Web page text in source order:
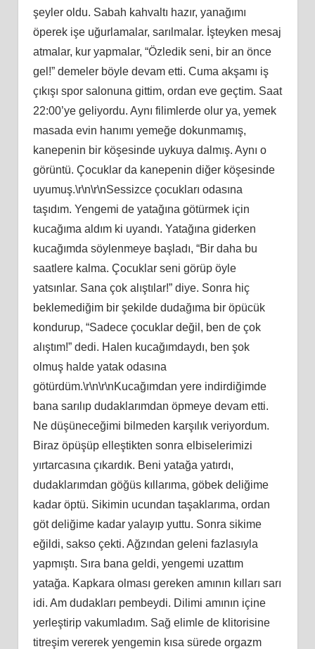
şeyler oldu. Sabah kahvaltı hazır, yanağımı
öperek işe uğurlamalar, sarılmalar. İşteyken mesaj
atmalar, kur yapmalar, “Özledik seni, bir an önce
gel!” demeler böyle devam etti. Cuma akşamı iş
çıkışı spor salonuna gittim, ordan eve geçtim. Saat
22:00’ye geliyordu. Aynı filimlerde olur ya, yemek
masada evin hanımı yemeğe dokunmamış,
kanepenin bir köşesinde uykuya dalmış. Aynı o
görüntü. Çocuklar da kanepenin diğer köşesinde
uyumuş.\r\n\r\nSessizce çocukları odasına
taşıdım. Yengemi de yatağına götürmek için
kucağıma aldım ki uyandı. Yatağına giderken
kucağımda söylenmeye başladı, “Bir daha bu
saatlere kalma. Çocuklar seni görüp öyle
yatsınlar. Sana çok alıştılar!” diye. Sonra hiç
beklemediğim bir şekilde dudağıma bir öpücük
kondurup, “Sadece çocuklar değil, ben de çok
alıştım!” dedi. Halen kucağımdaydı, ben şok
olmuş halde yatak odasına
götürdüm.\r\n\r\nKucağımdan yere indirdiğimde
bana sarılıp dudaklarımdan öpmeye devam etti.
Ne düşüneceğimi bilmeden karşılık veriyordum.
Biraz öpüşüp elleştikten sonra elbiselerimizi
yırtarcasına çıkardık. Beni yatağa yatırdı,
dudaklarımdan göğüs kıllarıma, göbek deliğime
kadar öptü. Sikimin ucundan taşaklarıma, ordan
göt deliğime kadar yalayıp yuttu. Sonra sikime
eğildi, sakso çekti. Ağzından geleni fazlasıyla
yapmıştı. Sıra bana geldi, yengemi uzattım
yatağa. Kapkara olması gereken amının kılları sarı
idi. Am dudakları pembeydi. Dilimi amının içine
yerleştirip vakumladım. Sağ elimle de klitorisine
titreşim vererek yengemin kısa sürede orgazm